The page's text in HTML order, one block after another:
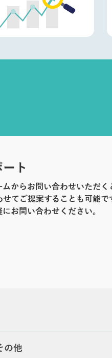
ト
ムからお問い合わせいただ
てご提案することも可能で
お問い合わせください。
の他